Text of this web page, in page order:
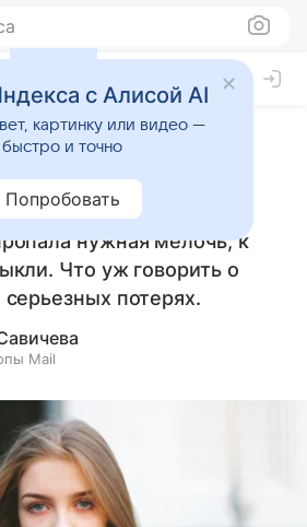
Гороскопы Mail Приметы
потере
и досадными.
нужная мелочь, к
Что уж говорить о
потерях.
Mail
с Алисой AI
картинку или видео —
быстро и точно
Попробовать